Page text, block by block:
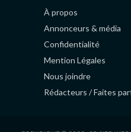
À propos
Annonceurs & média
Confidentialité
Mention Légales
Nous joindre
Rédacteurs / Faites